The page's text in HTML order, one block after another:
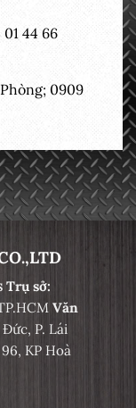
44 66
0909
Trụ sở:
Văn
P. Lái
KP Hoà